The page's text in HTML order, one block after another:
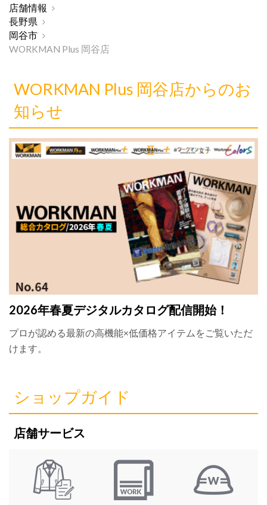
店舗情報
長野県
岡谷市
WORKMAN Plus 岡谷店
WORKMAN Plus 岡谷店からのお
知らせ
2026年春夏デジタルカタログ配信開始！
プロが認める最新の高機能×低価格アイテムをご覧いただ
けます。
ショップガイド
店舗サービス